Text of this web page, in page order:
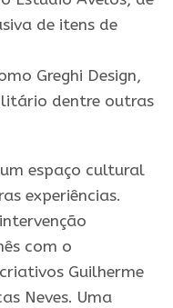
de itens de
Greghi Design,
dentre outras
espaço cultural
experiências.
intervenção
com o
Guilherme
Neves. Uma